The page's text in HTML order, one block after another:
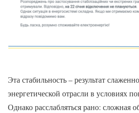
Эта стабильность – результат
энергетической отрасли в условиях
Однако расслабляться рано: сложная